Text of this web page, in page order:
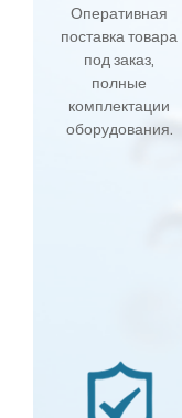
Оперативная
поставка товара
под заказ,
полные
комплектации
оборудования.